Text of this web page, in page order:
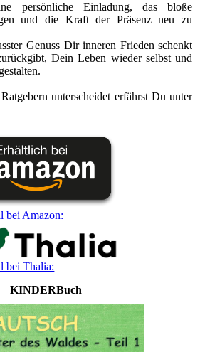
persönliche Einladung, das bloße
und die Kraft der Präsenz neu zu
Genuss Dir inneren Frieden schenkt
Dein Leben wieder selbst und
unterscheidet erfährst Du unter
bei Amazon:
bei Thalia:
KINDERBuch